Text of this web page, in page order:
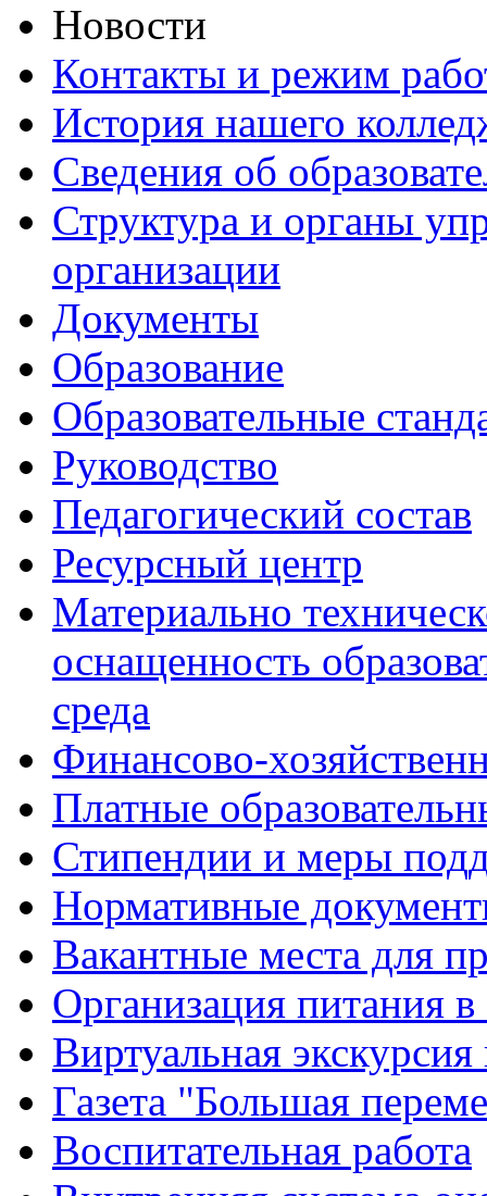
Новости
Контакты и режим
История нашего
Сведения об
Структура и органы
организации
Документы
Образование
Образовательные
Руководство
Педагогический состав
Ресурсный центр
Материально
оснащенность
среда
Финансово-
Платные
Стипендии и меры
Нормативные
Вакантные места для
Организация питания в
Виртуальная
Газета "Большая
Воспитательная работа